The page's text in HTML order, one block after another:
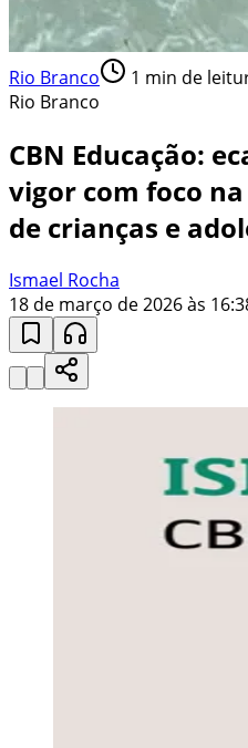
Rio Branco 1 min de
Rio Branco
CBN Educação:
vigor com foco
de crianças e
Ismael Rocha
18 de março de 2026 às